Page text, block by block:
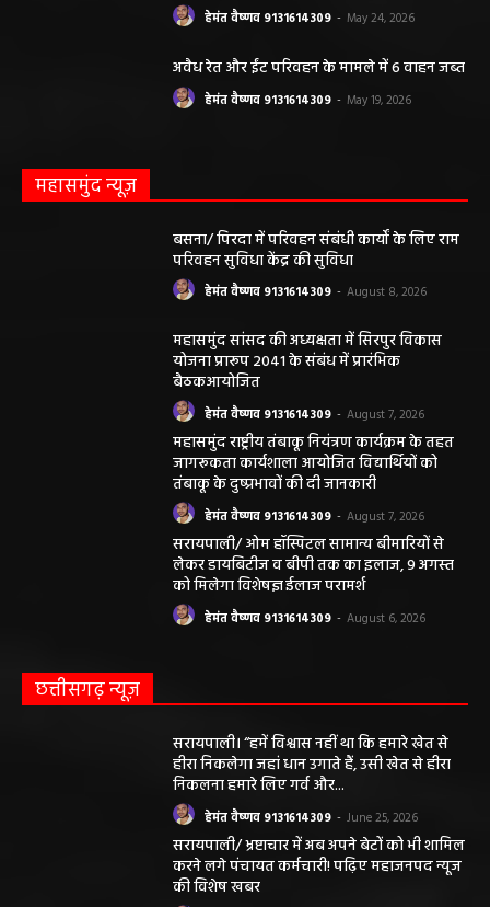
हेमंत वैष्णव 9131614309 - May 24, 2026
अवैध रेत और ईंट परिवहन के मामले में 6 वाहन जब्त
हेमंत वैष्णव 9131614309 - May 19, 2026
महासमुंद न्यूज़
बसना/ पिरदा में परिवहन संबंधी कार्यों के लिए राम
परिवहन सुविधा केंद्र की सुविधा
हेमंत वैष्णव 9131614309 - August 8, 2026
महासमुंद सांसद की अध्यक्षता में सिरपुर विकास
योजना प्रारूप 2041 के संबंध में प्रारंभिक
बैठकआयोजित
हेमंत वैष्णव 9131614309 - August 7, 2026
महासमुंद राष्ट्रीय तंबाकू नियंत्रण कार्यक्रम के तहत
जागरूकता कार्यशाला आयोजित विद्यार्थियों को
तंबाकू के दुष्प्रभावों की दी जानकारी
हेमंत वैष्णव 9131614309 - August 7, 2026
सरायपाली/ ओम हॉस्पिटल सामान्य बीमारियों से
लेकर डायबिटीज व बीपी तक का इलाज, 9 अगस्त
को मिलेगा विशेषज्ञ ईलाज परामर्श
हेमंत वैष्णव 9131614309 - August 6, 2026
छत्तीसगढ़ न्यूज़
सरायपाली। “हमें विश्वास नहीं था कि हमारे खेत से
हीरा निकलेगा जहां धान उगाते हैं, उसी खेत से हीरा
निकलना हमारे लिए गर्व और...
हेमंत वैष्णव 9131614309 - June 25, 2026
सरायपाली/ भ्रष्टाचार में अब अपने बेटों को भी शामिल
करने लगे पंचायत कर्मचारी! पढ़िए महाजनपद न्यूज
की विशेष खबर